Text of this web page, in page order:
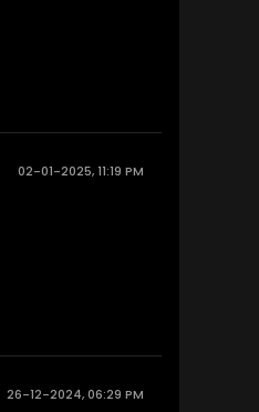
02-01-2025, 11:19 PM
26-12-2024, 06:29 PM